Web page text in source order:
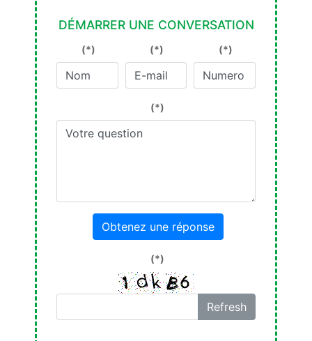
DÉMARRER UNE CONVERSATION
(*) (*) (*)
(*)
Obtenez une réponse
(*)
Refresh